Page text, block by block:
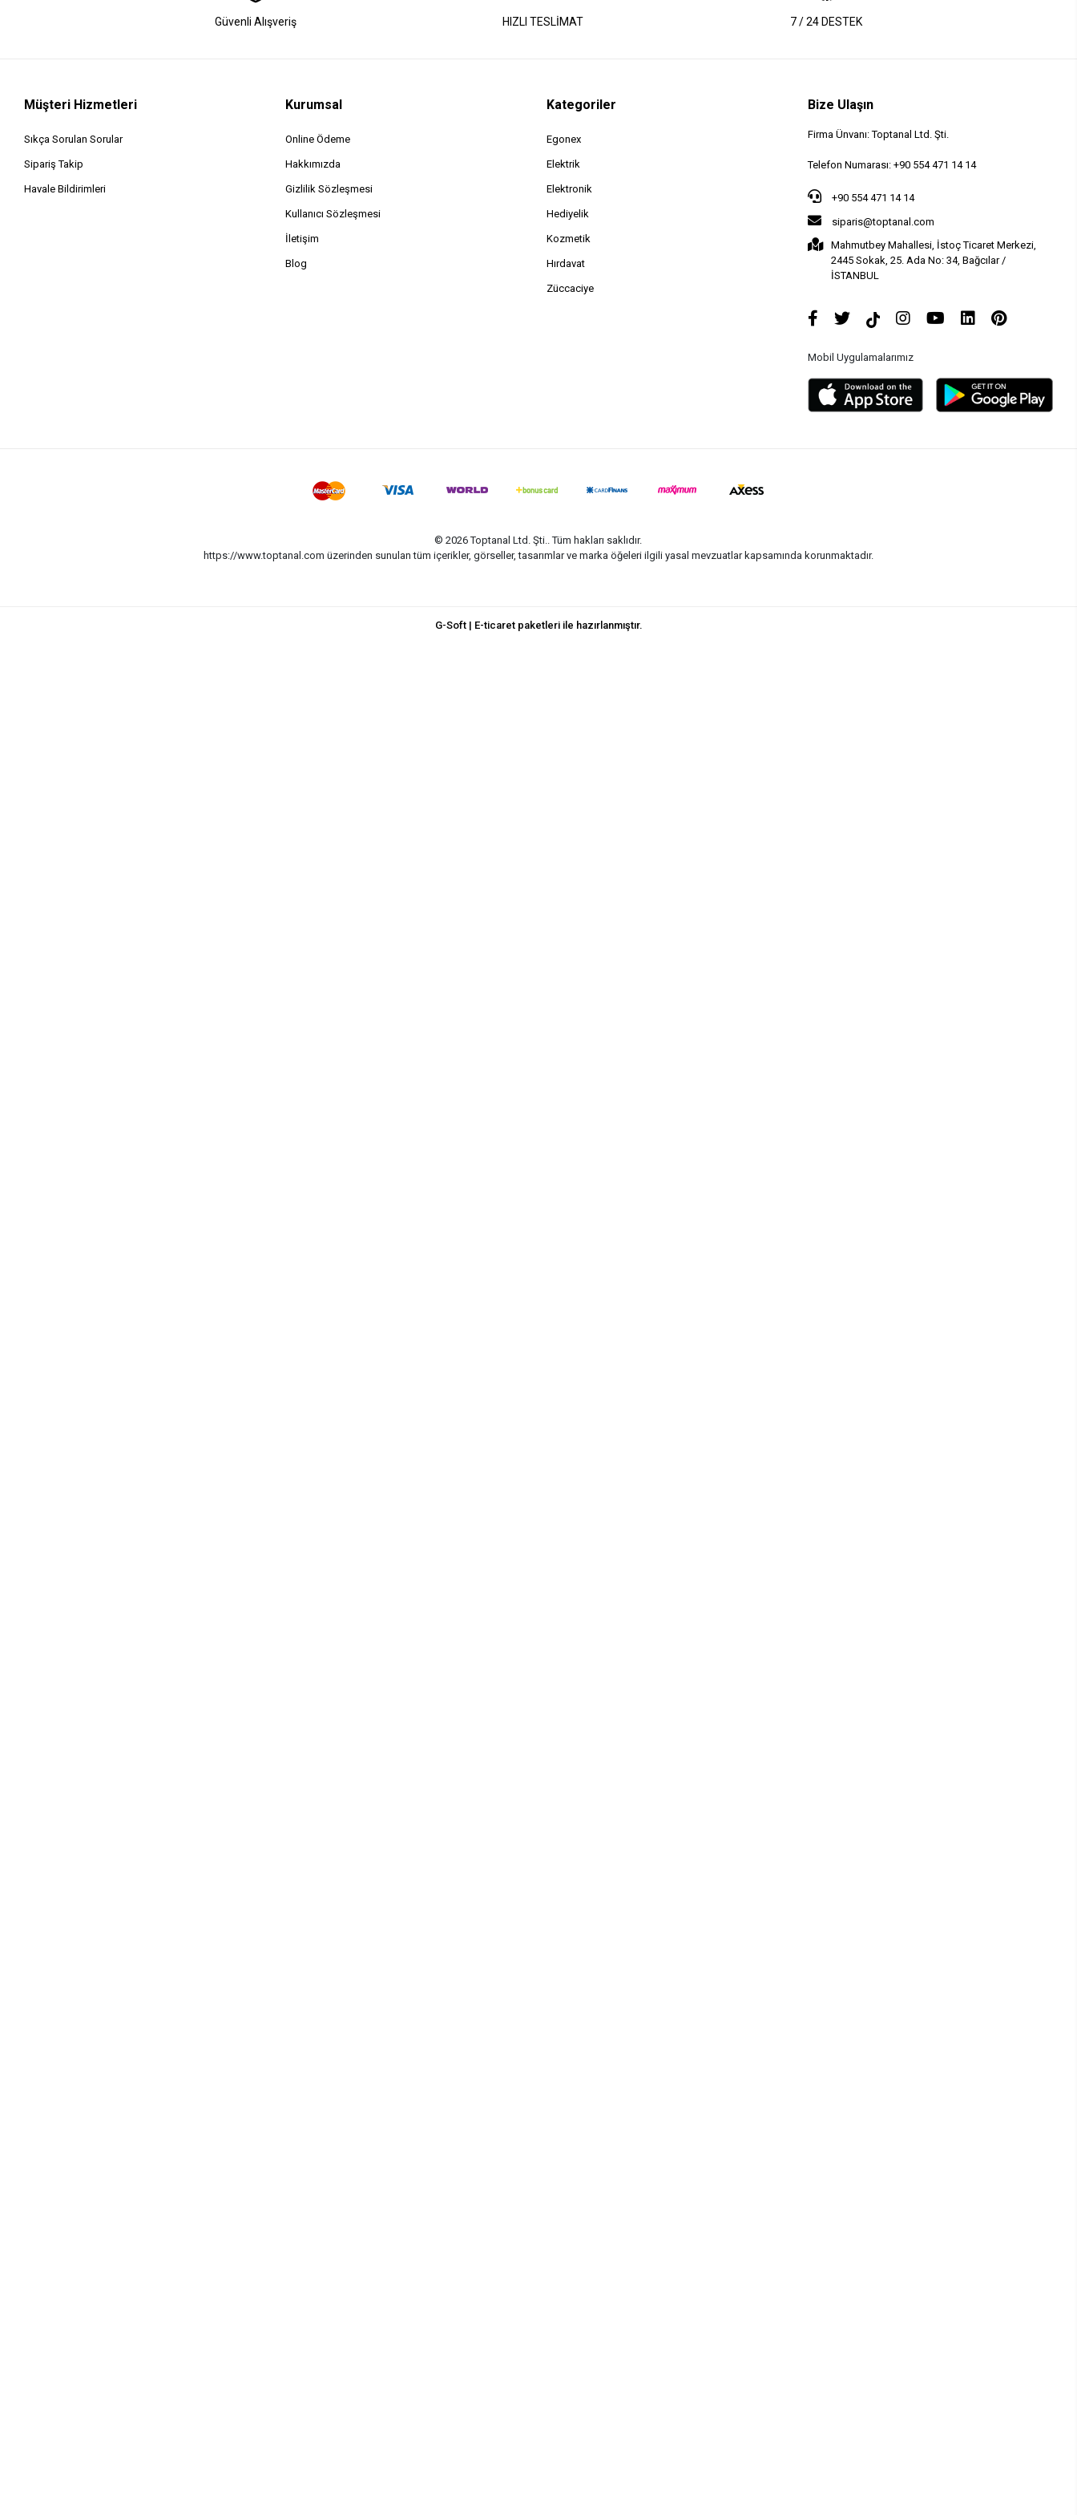
Güvenli Alışveriş HIZLI TESLİMAT 7 / 24 DESTEK
Müşteri Hizmetleri
Sıkça Sorulan Sorular
Sipariş Takip
Havale Bildirimleri
Kurumsal
Online Ödeme
Hakkımızda
Gizlilik Sözleşmesi
Kullanıcı Sözleşmesi
İletişim
Blog
Kategoriler
Egonex
Elektrik
Elektronik
Hediyelik
Kozmetik
Hırdavat
Züccaciye
Bize Ulaşın
Firma Ünvanı: Toptanal Ltd. Şti.
Telefon Numarası: +90 554 471 14 14
+90 554 471 14 14
siparis@toptanal.com
Mahmutbey Mahallesi, İstoç Ticaret Merkezi,
2445 Sokak, 25. Ada No: 34, Bağcılar /
İSTANBUL
Mobil Uygulamalarımız
© 2026 Toptanal Ltd. Şti.. Tüm hakları saklıdır.
https://www.toptanal.com üzerinden sunulan tüm içerikler, görseller, tasarımlar ve marka öğeleri ilgili yasal mevzuatlar kapsamında korunmaktadır.
G-Soft | E-ticaret paketleri ile hazırlanmıştır.